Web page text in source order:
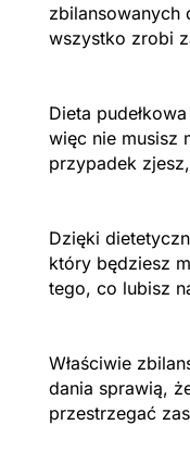
zbilansowanych
wszystko zrobi
Dieta
więc nie musisz
przypadek
Dzięki
który będziesz
tego, co lubisz
Właściwie
dania sprawią,
przestrzegać